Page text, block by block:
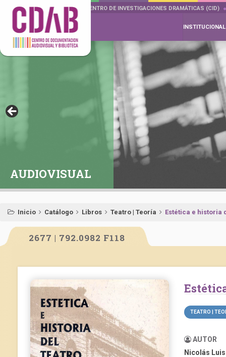
DOCUMENTA DRAMÁTICAS CENTRO DE INVESTIGACIONES DRAMÁTICAS (CID)
INSTITUCIONAL
AUDIOVISUAL
Inicio Catálogo Libros Teatro | Teoría Estética e historia
2677 | 792.0982 F118
TEATRO |
AUTOR
Nicolás